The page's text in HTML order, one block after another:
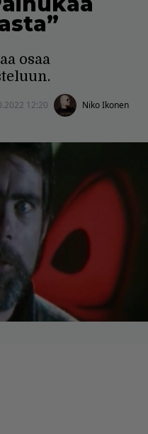
osaa
12:20 Niko Ikonen